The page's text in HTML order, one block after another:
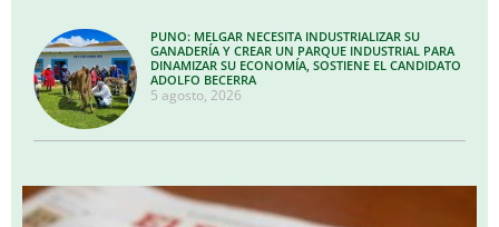
PUNO: MELGAR NECESITA INDUSTRIALIZAR SU
GANADERÍA Y CREAR UN PARQUE INDUSTRIAL PARA
DINAMIZAR SU ECONOMÍA, SOSTIENE EL CANDIDATO
ADOLFO BECERRA
5 agosto, 2026